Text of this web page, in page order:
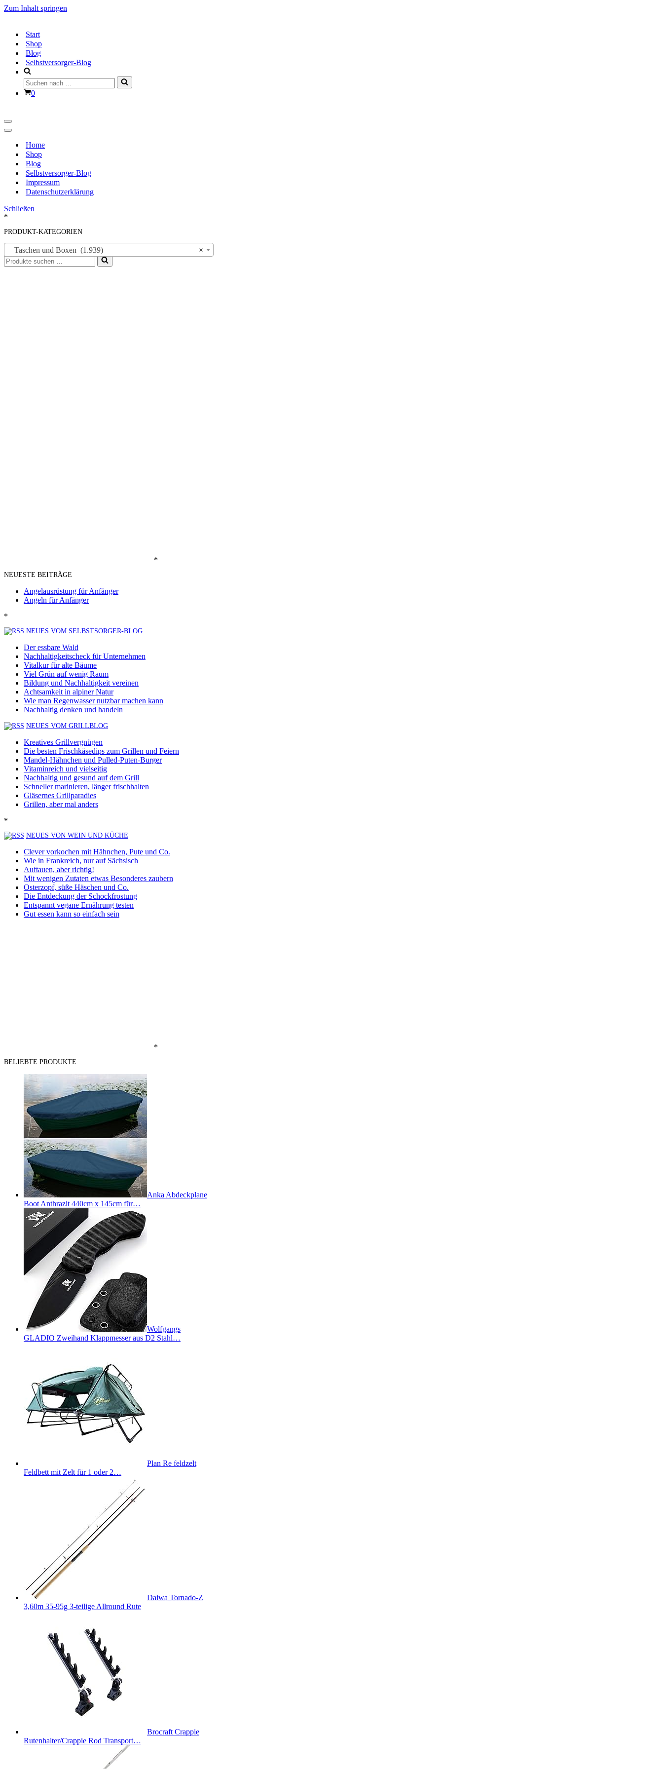
Zum Inhalt springen
Start
Shop
Blog
Selbstversorger-Blog
Suchen
nach …
Warenkorb
0
Navigationsmenü
Navigationsmenü
Home
Shop
Blog
Selbstversorger-Blog
Impressum
Datenschutzerklärung
Schließen
*
PRODUKT-KATEGORIEN
×
Taschen und Boxen (1.939)
Suchen
nach …
*
NEUESTE BEITRÄGE
Angelausrüstung für Anfänger
Angeln für Anfänger
*
NEUES VOM SELBSTSORGER-BLOG
Der essbare Wald
Nachhaltigkeitscheck für Unternehmen
Vitalkur für alte Bäume
Viel Grün auf wenig Raum
Bildung und Nachhaltigkeit vereinen
Achtsamkeit in alpiner Natur
Wie man Regenwasser nutzbar machen kann
Nachhaltig denken und handeln
NEUES VOM GRILLBLOG
Kreatives Grillvergnügen
Die besten Frischkäsedips zum Grillen und Feiern
Mandel-Hähnchen und Pulled-Puten-Burger
Vitaminreich und vielseitig
Nachhaltig und gesund auf dem Grill
Schneller marinieren, länger frischhalten
Gläsernes Grillparadies
Grillen, aber mal anders
*
NEUES VON WEIN UND KÜCHE
Clever vorkochen mit Hähnchen, Pute und Co.
Wie in Frankreich, nur auf Sächsisch
Auftauen, aber richtig!
Mit wenigen Zutaten etwas Besonderes zaubern
Osterzopf, süße Häschen und Co.
Die Entdeckung der Schockfrostung
Entspannt vegane Ernährung testen
Gut essen kann so einfach sein
*
BELIEBTE PRODUKTE
Anka Abdeckplane
Boot Anthrazit 440cm x 145cm für…
Wolfgangs
GLADIO Zweihand Klappmesser aus D2 Stahl…
Plan Re feldzelt
Feldbett mit Zelt für 1 oder 2…
Daiwa Tornado-Z
3,60m 35-95g 3-teilige Allround Rute
Brocraft Crappie
Rutenhalter/Crappie Rod Transport…